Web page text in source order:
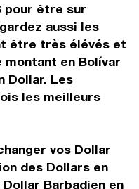
pour être sur
aussi les
être très élévés et
en Bolívar
Dollar. Les
les meilleurs
vos Dollar
des Dollars en
Barbadien en